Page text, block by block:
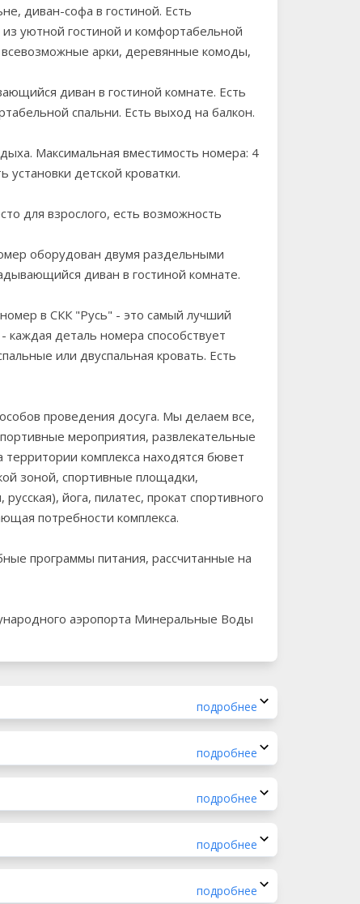
диван-софа в гостиной. Есть
уютной гостиной и комфортабельной
всевозможные арки, деревянные комоды,
диван в гостиной комнате. Есть
спальни. Есть выход на балкон.
Максимальная вместимость номера: 4
детской кроватки.
для взрослого, есть возможность
оборудован двумя раздельными
диван в гостиной комнате.
в СКК "Русь" - это самый лучший
деталь номера способствует
или двуспальная кровать. Есть
проведения досуга. Мы делаем все,
мероприятия, развлекательные
комплекса находятся бювет
зоной, спортивные площадки,
йога, пилатес, прокат спортивного
потребности комплекса.
программы питания, рассчитанные на
аэропорта Минеральные Воды
подробнее
подробнее
подробнее
подробнее
подробнее